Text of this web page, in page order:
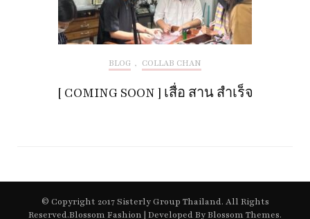
BLOG , COLLAB CHAN
[ COMING SOON ] เสื่อ สาน สำเร็จ
© Copyright 2017 Sisterly Group Thailand. All Rights
Reserved.Blossom Fashion | Developed ByBlossom Themes.